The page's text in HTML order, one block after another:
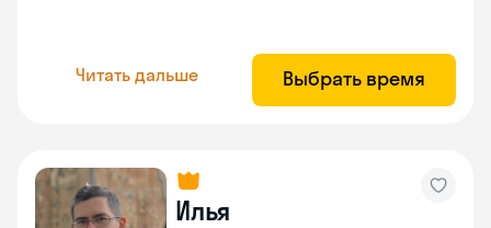
Читать дальше Выбрать время
Илья